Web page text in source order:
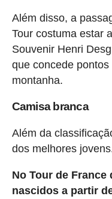
Além disso, a
Tour costuma estar
Souvenir Henri
que concede
montanha.
Camisa branca
Além da
dos melhores
No Tour de France
nascidos a partir